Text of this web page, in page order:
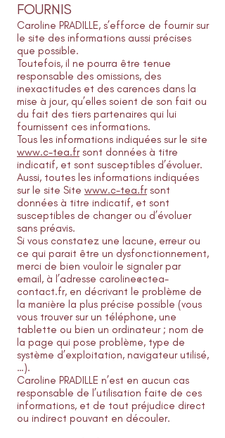
FOURNIS
Caroline PRADILLE, s’efforce de fournir sur
le site des informations aussi précises
que possible.
Toutefois, il ne pourra être tenue
responsable des omissions, des
inexactitudes et des carences dans la
mise à jour, qu’elles soient de son fait ou
du fait des tiers partenaires qui lui
fournissent ces informations.
Tous les informations indiquées sur le site
www.c-tea.frsont données à titre
indicatif, et sont susceptibles d’évoluer.
Aussi, toutes les informations indiquées
sur le site Site www.c-tea.frsont
données à titre indicatif, et sont
susceptibles de changer ou d’évoluer
sans préavis.
Si vous constatez une lacune, erreur ou
ce qui parait être un dysfonctionnement,
merci de bien vouloir le signaler par
email, à l’adresse caroline@ctea-
contact.fr, en décrivant le problème de
la manière la plus précise possible (vous
vous trouver sur un téléphone, une
tablette ou bien un ordinateur ; nom de
la page qui pose problème, type de
système d’exploitation, navigateur utilisé,
…).
Caroline PRADILLE n’est en aucun cas
responsable de l’utilisation faite de ces
informations, et de tout préjudice direct
ou indirect pouvant en découler.